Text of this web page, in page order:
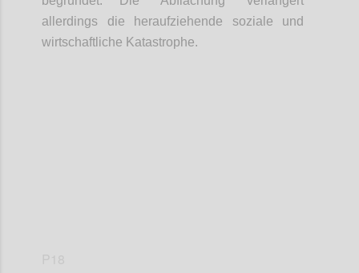
allerdings die heraufziehende soziale und
wirtschaftliche Katastrophe.